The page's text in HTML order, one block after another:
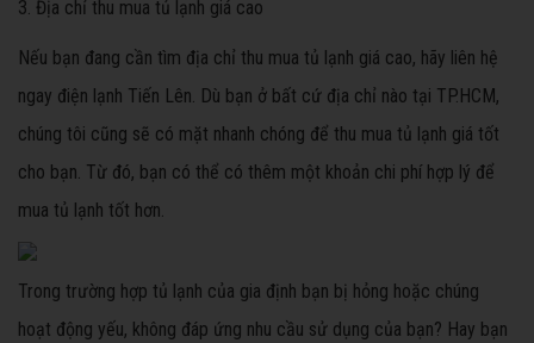
3. Địa chỉ thu mua tủ lạnh giá cao
Nếu bạn đang cần tìm địa chỉ thu mua tủ lạnh giá cao, hãy liên hệ
ngay điện lạnh Tiến Lên. Dù bạn ở bất cứ địa chỉ nào tại TP.HCM,
chúng tôi cũng sẽ có mặt nhanh chóng để thu mua tủ lạnh giá tốt
cho bạn. Từ đó, bạn có thể có thêm một khoản chi phí hợp lý để
mua tủ lạnh tốt hơn.
Trong trường hợp tủ lạnh của gia định bạn bị hỏng hoặc chúng
hoạt động yếu, không đáp ứng nhu cầu sử dụng của bạn? Hay bạn